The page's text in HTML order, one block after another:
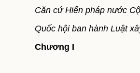
Căn cứ Hiến pháp nước
Quốc hội ban hành Luật
Chương I